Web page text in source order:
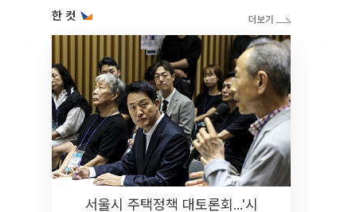
한 컷
서울시 주택정책 대토론회...'시